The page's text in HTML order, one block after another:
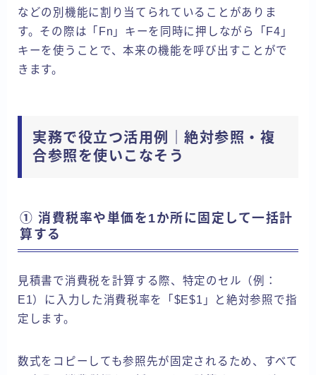
などの別機能に割り当てられていることがありま
す。その際は「Fn」キーを同時に押しながら「F4」
キーを使うことで、本来の機能を呼び出すことがで
きます。
実務で役立つ活用例｜絶対参照・複
合参照を使いこなそう
① 消費税率や単価を1か所に固定して一括計
算する
見積書で消費税を計算する際、特定のセル（例：
E1）に入力した消費税率を「$E$1」と絶対参照で指
定します。
数式をコピーしても参照先が固定されるため、すべて